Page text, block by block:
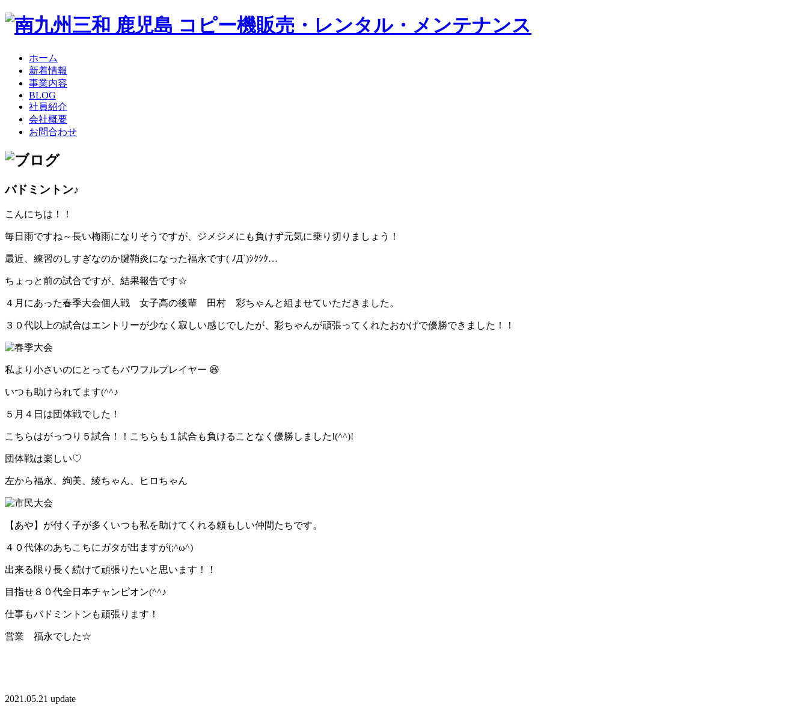
ホーム
新着情報
事業内容
BLOG
社員紹介
会社概要
お問合わせ
バドミントン♪
こんにちは！！
毎日雨ですね～長い梅雨になりそうですが、ジメジメにも負けず元気に乗り切りましょう！
最近、練習のしすぎなのか腱鞘炎になった福永です( ﾉД`)ｼｸｼｸ…
ちょっと前の試合ですが、結果報告です☆
４月にあった春季大会個人戦 女子高の後輩 田村 彩ちゃんと組ませていただきました。
３０代以上の試合はエントリーが少なく寂しい感じでしたが、彩ちゃんが頑張ってくれたおかげで優勝できました！！
私より小さいのにとってもパワフルプレイヤー 😆
いつも助けられてます(^^♪
５月４日は団体戦でした！
こちらはがっつり５試合！！こちらも１試合も負けることなく優勝しました!(^^)!
団体戦は楽しい♡
左から福永、絢美、綾ちゃん、ヒロちゃん
【あや】が付く子が多くいつも私を助けてくれる頼もしい仲間たちです。
４０代体のあちこちにガタが出ますが(;^ω^)
出来る限り長く続けて頑張りたいと思います！！
目指せ８０代全日本チャンピオン(^^♪
仕事もバドミントンも頑張ります！
営業 福永でした☆
2021.05.21 update